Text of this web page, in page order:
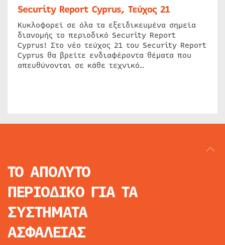
Security Report Cyprus, Τεύχος 21
Κυκλοφορεί σε όλα τα εξειδικευμένα σημεία
διανομής το περιοδικό Security Report
Cyprus! Στο νέο τεύχος 21 του Security Report
Cyprus θα βρείτε ενδιαφέροντα θέματα που
απευθύνονται σε κάθε τεχνικό…
ΤΟ ΑΠΟΛΥΤΟ
ΠΕΡΙΟΔΙΚΟ ΓΙΑ ΤΑ
ΣΥΣΤΗΜΑΤΑ
ΑΣΦΑΛΕΙΑΣ